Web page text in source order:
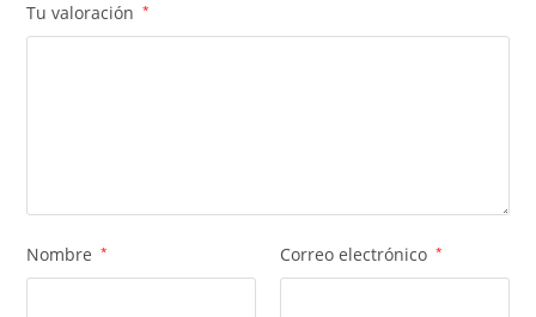
Tu valoración *
Nombre * Correo electrónico *